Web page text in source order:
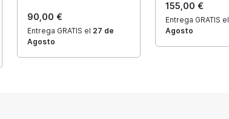
90,00 €
Entrega GRATIS el 27 de
Agosto
155,00 €
Entrega GRATIS el
Agosto